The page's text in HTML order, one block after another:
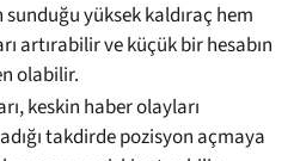
sunduğu yüksek kaldıraç hem
artırabilir ve küçük bir hesabın
olabilir.
keskin haber olayları
takdirde pozisyon açmaya